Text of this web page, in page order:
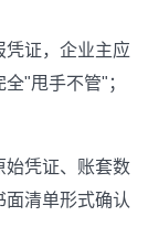
凭证，企业主应
"甩手不管"；
始凭证、账套数
清单形式确认